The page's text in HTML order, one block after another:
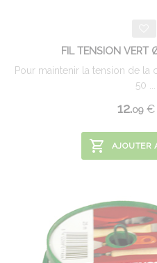
FIL TENSION VERT
Pour maintenir la tension de la
50 ...
12.09 €
AJOUTER